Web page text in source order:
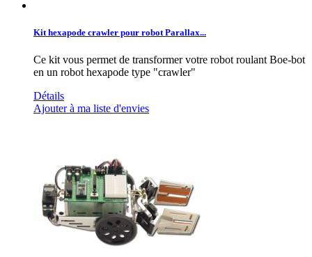
Kit hexapode crawler pour robot Parallax...
Ce kit vous permet de transformer votre robot roulant Boe-bot
en un robot hexapode type "crawler"
Détails
Ajouter à ma liste d'envies